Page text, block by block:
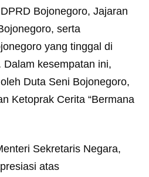
Bojonegoro, Jajaran
serta
yang tinggal di
kesempatan ini,
Duta Seni Bojonegoro,
Ketoprak Cerita “Bermana
Sekretaris Negara,
atas